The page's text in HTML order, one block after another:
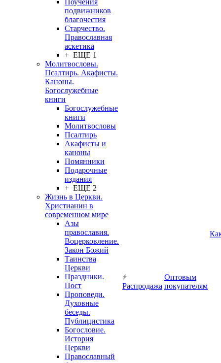
Поучения
подвижников
благочестия
Старчество.
Православная
аскетика
+ ЕЩЕ 1
Молитвословы.
Псалтирь. Акафисты.
Каноны.
Богослужебные
книги
Богослужебные
книги
Молитвословы
Псалтирь
Акафисты и
каноны
Помянники
Подарочные
издания
+ ЕЩЕ 2
Жизнь в Церкви.
Христианин в
современном мире
Азы
православия.
Воцерковление.
Закон Божий
Таинства
Церкви
Праздники.
Пост
Проповеди.
Духовные
беседы.
Публицистика
Богословие.
История
Церкви
Православный
Распродажа
Оптовым
покупателям